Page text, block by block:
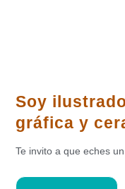
Soy il
gráfica y
Te invito a que eches